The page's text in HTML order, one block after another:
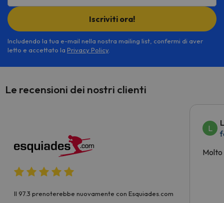
Iscriviti ora!
Includendo la tua e-mail nella nostra mailing list, confermi di aver
letto e accettato la Privacy Policy.
Le recensioni dei nostri clienti
Il 97.3 prenoterebbe nuovamente con Esquiades.com
L